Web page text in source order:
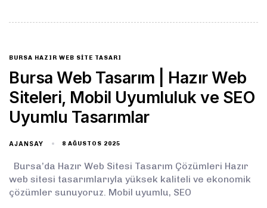
BURSA HAZIR WEB SITE TASARI
Bursa Web Tasarım | Hazır Web
Siteleri, Mobil Uyumluluk ve SEO
Uyumlu Tasarımlar
AJANSAY 8 AĞUSTOS 2025
Bursa’da Hazır Web Sitesi Tasarım Çözümleri Hazır
web sitesi tasarımlarıyla yüksek kaliteli ve ekonomik
çözümler sunuyoruz. Mobil uyumlu, SEO